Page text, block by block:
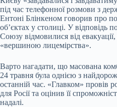
під час телефонної розмови з
Ентоні Блінкеном говорив про
об’єктах у столиці. У відповідь
Союзу відмовилися від
«вершиною лицемірства».
Варто нагадати, що масована
24 травня була однією з
останній час. «Главком» провів
для Росії та оцінив її
надалі.